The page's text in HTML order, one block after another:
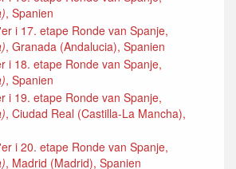
, Spanien
i 17. etape Ronde van Spanje,
, Granada (Andalucia), Spanien
i 18. etape Ronde van Spanje,
, Spanien
i 19. etape Ronde van Spanje,
, Ciudad Real (Castilla-La Mancha),
i 20. etape Ronde van Spanje,
, Madrid (Madrid), Spanien